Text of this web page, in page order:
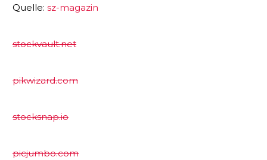
Quelle: sz-magazin
stockvault.net
pikwizard.com
stocksnap.io
picjumbo.com